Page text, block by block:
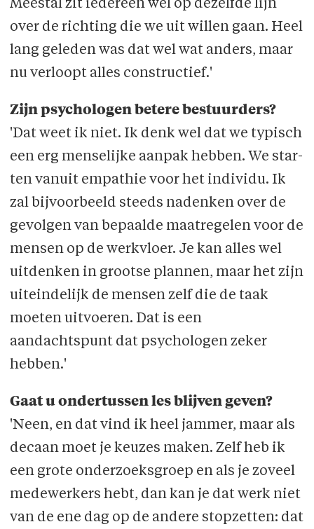
Meestal zit iedereen wel op dezelfde lijn
over de richting die we uit willen gaan. Heel
lang geleden was dat wel wat anders, maar
nu verloopt alles construc­tief.'
Zijn psychologen betere bestuurders?
'Dat weet ik niet. Ik denk wel dat we typisch
een erg menselijke aanpak hebben. We star­
ten vanuit empathie voor het individu. Ik
zal bijvoorbeeld steeds nadenken over de
gevol­gen van bepaalde maatregelen voor de
mensen op de werkvloer. Je kan alles wel
uit­denken in grootse plannen, maar het zijn
uiteindelijk de mensen zelf die de taak
moeten uitvoeren. Dat is een
aandachtspunt dat psychologen zeker
hebben.'
Gaat u ondertussen les blijven geven?
'Neen, en dat vind ik heel jammer, maar als
decaan moet je keuzes maken. Zelf heb ik
een grote onderzoeksgroep en als je zoveel
medewerkers hebt, dan kan je dat werk niet
van de ene dag op de andere stopzetten: dat